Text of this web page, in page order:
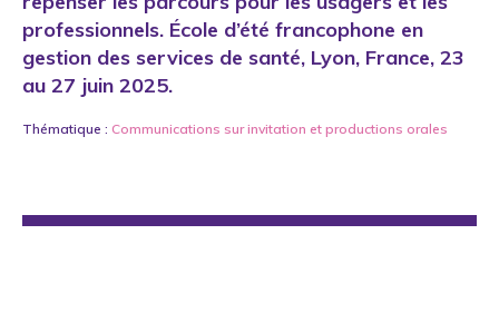
professionnels. École d’été francophone en
gestion des services de santé, Lyon, France, 23
au 27 juin 2025.
Thématique : Communications sur invitation et productions orales